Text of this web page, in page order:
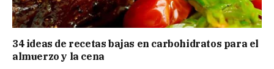
34 ideas de recetas bajas en carbohidratos para el
almuerzo y la cena